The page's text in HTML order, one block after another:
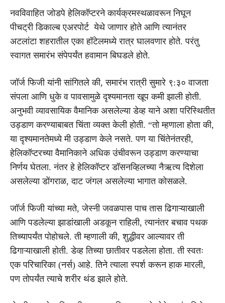
नवविवाहित जोडपे हेलिकॉप्टरने कार्यक्रमस्थळावरून निघून
पीचट्री डिकाल्ब एअरपोर्ट येथे जाणार होते आणि त्यानंतर
अटलांटा शहरातील एका हॉटेलमध्ये रात्र घालवणार होते. परंतु
स्वागत समारंभ संपेपर्यंत हवामान बिघडले होते.
जॉर्ज फिजी यांनी सांगितले की, समारंभ रात्री सुमारे ९:३० वाजता
संपला आणि धुके व पावसामुळे दृश्यमानता खूप कमी झाली होती.
अनुभवी व्यावसायिक वैमानिक असलेल्या डेव्ह याने अशा परिस्थितीत
उड्डाण करण्याबाबत चिंता व्यक्त केली होती. “तो म्हणाला होता की,
या दृश्यमानतेमध्ये मी उड्डाण केले नसते. पण या चिंतेनंतरही,
हेलिकॉप्टरच्या वैमानिकाने अधिक उंचीवरून उड्डाण करण्याचा
निर्णय घेतला. नंतर हे हेलिकॉप्टर डॉसनव्हिलच्या नैऋत्य दिशेला
असलेल्या डोंगराळ, दाट जंगल असलेल्या भागात कोसळले.
जॉर्ज फिजी यांच्या मते, जेस्नी जवळपास पाच तास ढिगाऱ्याखाली
आणि पडलेल्या झाडांखाली अडकून राहिली, त्यानंतर बचाव पथक
तिच्यापर्यंत पोहोचले. ती म्हणाली की, शुद्धीवर आल्यावर ती
ढिगाऱ्याखाली होती. डेव्ह तिच्या छातीवर पडलेला होता. ती स्वतः
एक परिचारिका (नर्स) आहे. तिने त्याला स्पर्श करून हाक मारली,
पण तोपर्यंत त्याचे शरीर थंड झाले होते.